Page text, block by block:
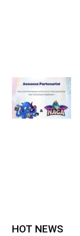
HOT NEWS